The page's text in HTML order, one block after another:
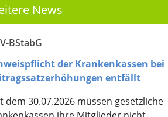
News
BStabG
der Krankenkassen bei
entfällt
dem 30.07.2026 müssen gesetzliche